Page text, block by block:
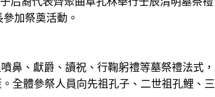
加祭奠活動。
、獻爵、讀祝、行鞠躬禮等墓祭禮法式
全體參祭人員向先祖孔子、二世祖孔鯉、